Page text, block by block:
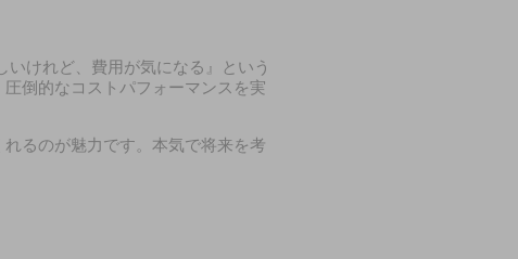
けれど、費用が気になる』という
倒的なコストパフォーマンスを実
るのが魅力です。本気で将来を考